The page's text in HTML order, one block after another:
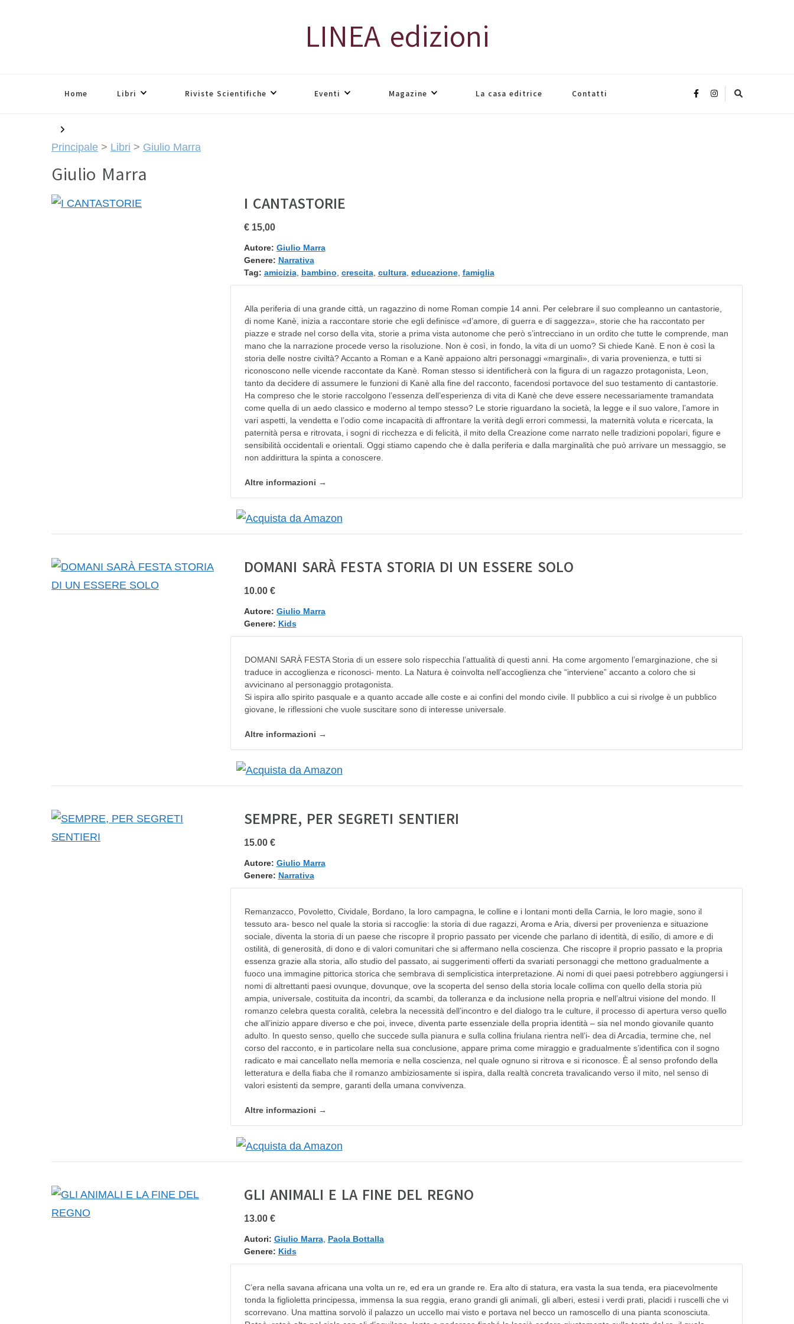
LINEA edizioni
Home Libri Riviste Scientifiche Eventi Magazine La casa editrice Contatti
Principale > Libri > Giulio Marra
Giulio Marra
I CANTASTORIE
€ 15,00
Autore: Giulio Marra
Genere: Narrativa
Tag: amicizia, bambino crescita, cultura, educazione, famiglia
Alla periferia di una grande città, un ragazzino di nome Roman compie 14 anni. Per celebrare il suo compleanno un cantastorie,
di nome Kanè, inizia a raccontare storie che egli definisce «d’amore, di guerra e di saggezza», storie che ha raccontato per
piazze e strade nel corso della vita, storie a prima vista autonome che però s’intrecciano in un ordito che tutte le comprende, man
mano che la narrazione procede verso la risoluzione. Non è così, in fondo, la vita di un uomo? Si chiede Kanè. E non è così la
storia delle nostre civiltà? Accanto a Roman e a Kanè appaiono altri personaggi «marginali», di varia provenienza, e tutti si
riconoscono nelle vicende raccontate da Kanè. Roman stesso si identificherà con la figura di un ragazzo protagonista, Leon,
tanto da decidere di assumere le funzioni di Kanè alla fine del racconto, facendosi portavoce del suo testamento di cantastorie.
Ha compreso che le storie raccolgono l’essenza dell’esperienza di vita di Kanè che deve essere necessariamente tramandata
come quella di un aedo classico e moderno al tempo stesso? Le storie riguardano la società, la legge e il suo valore, l’amore in
vari aspetti, la vendetta e l’odio come incapacità di affrontare la verità degli errori commessi, la maternità voluta e ricercata, la
paternità persa e ritrovata, i sogni di ricchezza e di felicità, il mito della Creazione come narrato nelle tradizioni popolari, figure e
sensibilità occidentali e orientali. Oggi stiamo capendo che è dalla periferia e dalla marginalità che può arrivare un messaggio, se
non addirittura la spinta a conoscere.
Altre informazioni →
DOMANI SARÀ FESTA STORIA DI UN ESSERE SOLO
10.00 €
Autore: Giulio Marra
Genere: Kids
DOMANI SARÀ FESTA Storia di un essere solo rispecchia l’attualità di questi anni. Ha come argomento l’emarginazione, che si
traduce in accoglienza e riconosci- mento. La Natura è coinvolta nell’accoglienza che “interviene” accanto a coloro che si
avvicinano al personaggio protagonista.
Si ispira allo spirito pasquale e a quanto accade alle coste e ai confini del mondo civile. Il pubblico a cui si rivolge è un pubblico
giovane, le riflessioni che vuole suscitare sono di interesse universale.
Altre informazioni →
SEMPRE, PER SEGRETI SENTIERI
15.00 €
Autore: Giulio Marra
Genere: Narrativa
Remanzacco, Povoletto, Cividale, Bordano, la loro campagna, le colline e i lontani monti della Carnia, le loro magie, sono il
tessuto ara- besco nel quale la storia si raccoglie: la storia di due ragazzi, Aroma e Aria, diversi per provenienza e situazione
sociale, diventa la storia di un paese che riscopre il proprio passato per vicende che parlano di identità, di esilio, di amore e di
ostilità, di generosità, di dono e di valori comunitari che si affermano nella coscienza. Che riscopre il proprio passato e la propria
essenza grazie alla storia, allo studio del passato, ai suggerimenti offerti da svariati personaggi che mettono gradualmente a
fuoco una immagine pittorica storica che sembrava di semplicistica interpretazione. Ai nomi di quei paesi potrebbero aggiungersi i
nomi di altrettanti paesi ovunque, dovunque, ove la scoperta del senso della storia locale collima con quello della storia più
ampia, universale, costituita da incontri, da scambi, da tolleranza e da inclusione nella propria e nell’altrui visione del mondo. Il
romanzo celebra questa coralità, celebra la necessità dell’incontro e del dialogo tra le culture, il processo di apertura verso quello
che all’inizio appare diverso e che poi, invece, diventa parte essenziale della propria identità – sia nel mondo giovanile quanto
adulto. In questo senso, quello che succede sulla pianura e sulla collina friulana rientra nell’i- dea di Arcadia, termine che, nel
corso del racconto, e in particolare nella sua conclusione, appare prima come miraggio e gradualmente s’identifica con il sogno
radicato e mai cancellato nella memoria e nella coscienza, nel quale ognuno si ritrova e si riconosce. È al senso profondo della
letteratura e della fiaba che il romanzo ambiziosamente si ispira, dalla realtà concreta travalicando verso il mito, nel senso di
valori esistenti da sempre, garanti della umana convivenza.
Altre informazioni →
GLI ANIMALI E LA FINE DEL REGNO
13.00 €
Autori: Giulio Marra, Paola Bottalla
Genere: Kids
C’era nella savana africana una volta un re, ed era un grande re. Era alto di statura, era vasta la sua tenda, era piacevolmente
tonda la figlioletta principessa, immensa la sua reggia, erano grandi gli animali, gli alberi, estesi i verdi prati, placidi i ruscelli che vi
scorrevano. Una mattina sorvolò il palazzo un uccello mai visto e portava nel becco un ramoscello di una pianta sconosciuta.